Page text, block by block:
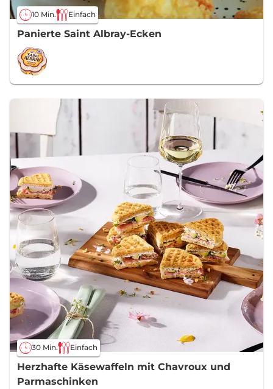
10 Min. Einfach
Panierte Saint Albray-Ecken
30 Min. Einfach
Herzhafte Käsewaffeln mit Chavroux und
Parmaschinken